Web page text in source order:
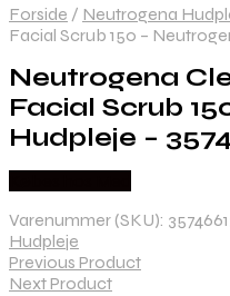
Forside / Neutrogena
Facial Scrub 150 –
Neutrogena
Facial Scrub
Hudpleje –
Varenummer (SKU):
Hudpleje
Previous Product
Next Product